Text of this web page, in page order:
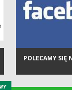
POLECAMY SIĘ